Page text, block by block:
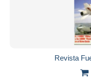
Revista